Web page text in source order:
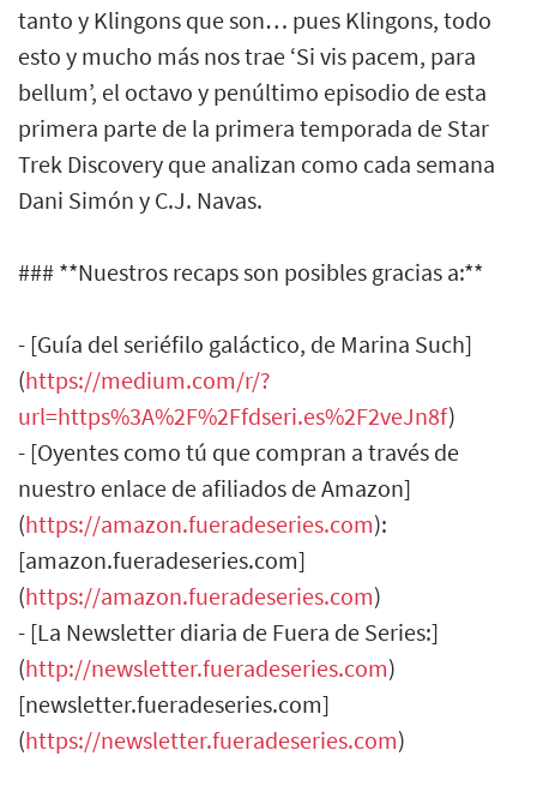
tanto y Klingons que son… pues Klingons, todo
esto y mucho más nos trae ‘Si vis pacem, para
bellum’, el octavo y penúltimo episodio de esta
primera parte de la primera temporada de Star
Trek Discovery que analizan como cada semana
Dani Simón y C.J. Navas.
### **Nuestros recaps son posibles gracias a:**
- [Guía del seriéfilo galáctico, de Marina Such]
(https://medium.com/r/?
url=https%3A%2F%2Ffdseri.es%2F2veJn8f)
- [Oyentes como tú que compran a través de
nuestro enlace de afiliados de Amazon]
(https://amazon.fueradeseries.com):
[amazon.fueradeseries.com]
(https://amazon.fueradeseries.com)
- [La Newsletter diaria de Fuera de Series:]
(http://newsletter.fueradeseries.com)
[newsletter.fueradeseries.com]
(https://newsletter.fueradeseries.com)